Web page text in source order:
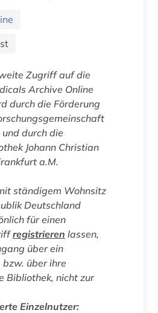
Zugriff auf die
Archive Online
durch die Förderung
durch die
Johann Christian
a.M.
ständigem Wohnsitz
Deutschland
für einen
registrieren lassen,
über ein
über ihre
Bibliothek, nicht zur
Einzelnutzer: